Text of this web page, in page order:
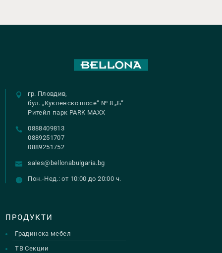
гр. Пловдив,
бул. „Кукленско шосе“ № 8 „Б“
Ритейл парк PARK MAXX
0888409813
0889251707
0889251752
sales@bellonabulgaria.bg
Пон.-Нед.: от 10:00 до 20:00 ч.
ПРОДУКТИ
Градинска мебел
ТВ Секции